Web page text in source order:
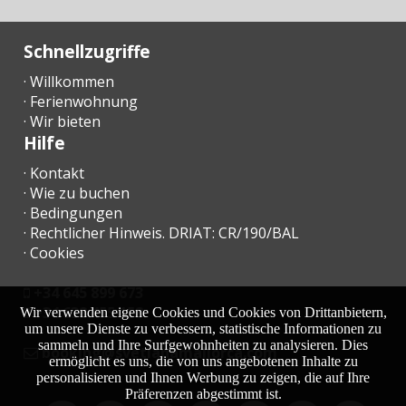
mit der Transaktion zu überprüfen.
Angebot unterliegt Fehlern, Preisänderungen,
Auslassungen und Rückzug vom Markt:
Um Flexibilität zu gewährleisten und Missverständnisse zu
vermeiden, empfehlen wir den Kunden, sich darüber im
Kosten für die Übertragung des Eigentums,
Lasten des Käufers:
Wir informieren unsere Kunden darüber, dass Kosten im
Zusammenhang mit der Eigentumsübertragung, wie
Steuern, Notar- und Registrierungsgebühren, vom Käufer
getragen werden. Wir empfehlen, diese zusätzlichen Kosten
Schnellzugriffe
· Willkommen
· Ferienwohnung
· Wir bieten
Hilfe
· Kontakt
· Wie zu buchen
· Bedingungen
· Rechtlicher Hinweis. DRIAT: CR/190/BAL
· Cookies
+34 645 899 673
+34 638 455 158
moc.acrollamanaltevs@gnikoob
Wir verwenden eigene Cookies und Cookies von Drittanbietern,
um unsere Dienste zu verbessern, statistische Informationen zu
sammeln und Ihre Surfgewohnheiten zu analysieren. Dies
ermöglicht es uns, die von uns angebotenen Inhalte zu
personalisieren und Ihnen Werbung zu zeigen, die auf Ihre
Präferenzen abgestimmt ist.